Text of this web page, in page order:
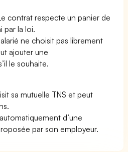
contrat respecte un panier de
par la loi.
ne choisit pas librement
ajouter une
le souhaite.
sa mutuelle TNS et peut
d’une
par son employeur.